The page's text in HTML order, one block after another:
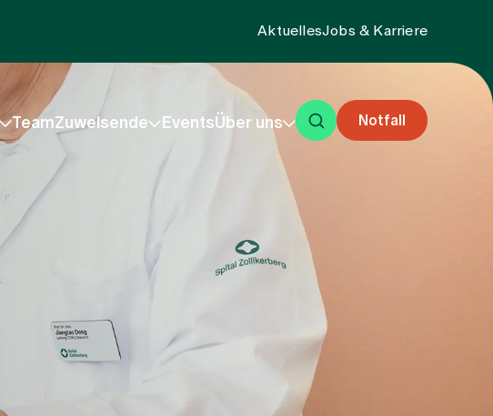
AktuellesJobs & Karriere
TeamZuweisende EventsÜber uns Notfall